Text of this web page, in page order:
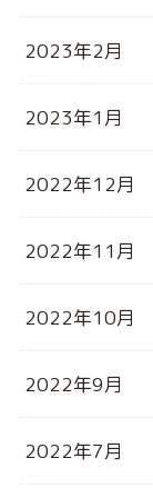
2023年2月
2023年1月
2022年12月
2022年11月
2022年10月
2022年9月
2022年7月